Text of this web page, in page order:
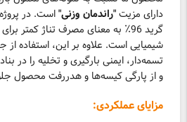
دارای مزیت"راندمان وزنی"است. در
گرید 96٪ به معنای مصرف تناژ کمتر
شیمیایی است. علاوه بر این، استفاده از
تسمه‌دار، ایمنی بارگیری و تخلیه را در
و از پارگی کیسه‌ها و هدررفت محصول
مزایای عملکردی: